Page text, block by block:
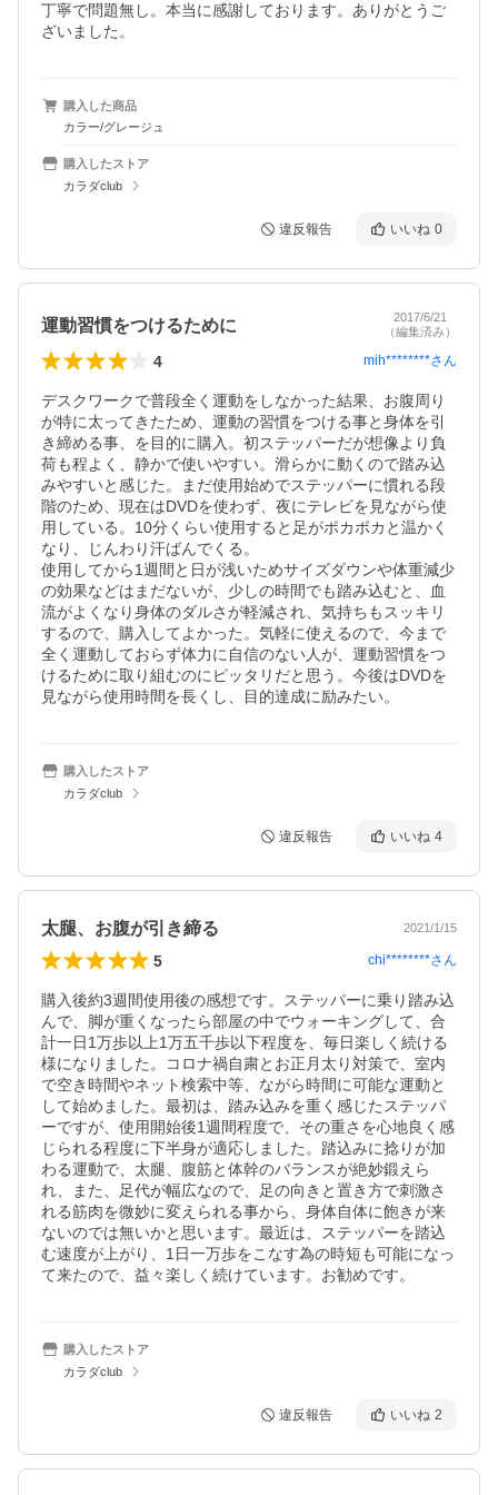
丁寧で問題無し。本当に感謝しております。ありがとうご
ざいました。
購入した商品
カラー/グレージュ
購入したストア
カラダclub
違反報告 いいね 0
運動習慣をつけるために
2017/6/21
（編集済み）
4 mih********さん
デスクワークで普段全く運動をしなかった結果、お腹周り
が特に太ってきたため、運動の習慣をつける事と身体を引
き締める事、を目的に購入。初ステッパーだが想像より負
荷も程よく、静かで使いやすい。滑らかに動くので踏み込
みやすいと感じた。まだ使用始めでステッパーに慣れる段
階のため、現在はDVDを使わず、夜にテレビを見ながら使
用している。10分くらい使用すると足がポカポカと温かく
なり、じんわり汗ばんでくる。
使用してから1週間と日が浅いためサイズダウンや体重減少
の効果などはまだないが、少しの時間でも踏み込むと、血
流がよくなり身体のダルさが軽減され、気持ちもスッキリ
するので、購入してよかった。気軽に使えるので、今まで
全く運動しておらず体力に自信のない人が、運動習慣をつ
けるために取り組むのにピッタリだと思う。今後はDVDを
見ながら使用時間を長くし、目的達成に励みたい。
購入したストア
カラダclub
違反報告 いいね 4
太腿、お腹が引き締る 2021/1/15
5 chi********さん
購入後約3週間使用後の感想です。ステッパーに乗り踏み込
んで、脚が重くなったら部屋の中でウォーキングして、合
計一日1万歩以上1万五千歩以下程度を、毎日楽しく続ける
様になりました。コロナ禍自粛とお正月太り対策で、室内
で空き時間やネット検索中等、ながら時間に可能な運動と
して始めました。最初は、踏み込みを重く感じたステッパ
ーですが、使用開始後1週間程度で、その重さを心地良く感
じられる程度に下半身が適応しました。踏込みに捻りが加
わる運動で、太腿、腹筋と体幹のバランスが絶妙鍛えら
れ、また、足代が幅広なので、足の向きと置き方で刺激さ
れる筋肉を微妙に変えられる事から、身体自体に飽きが来
ないのでは無いかと思います。最近は、ステッパーを踏込
む速度が上がり、1日一万歩をこなす為の時短も可能になっ
て来たので、益々楽しく続けています。お勧めです。
購入したストア
カラダclub
違反報告 いいね 2